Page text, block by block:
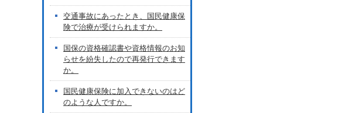
交通事故にあったとき、国民健康保
険で治療が受けられますか。
国保の資格確認書や資格情報のお知
らせを紛失したので再発行できます
か。
国民健康保険に加入できないのはど
のような人ですか。